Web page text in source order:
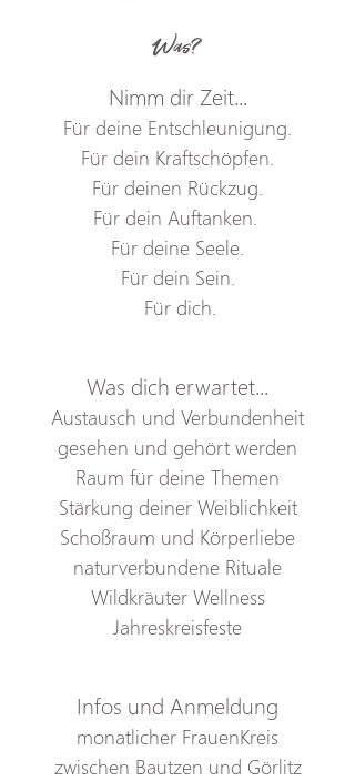
Was?
Nimm dir Zeit...
Für deine Entschleunigung.
Für dein Kraftschöpfen.
Für deinen Rückzug.
Für dein Auftanken.
Für deine Seele.
Für dein Sein.
Für dich.
Was dich erwartet...
Austausch und Verbundenheit
gesehen und gehört werden
Raum für deine Themen
Stärkung deiner Weiblichkeit
Schoßraum und Körperliebe
naturverbundene Rituale
Wildkräuter Wellness
Jahreskreisfeste
Infos und Anmeldung
monatlicher FrauenKreis
zwischen Bautzen und Görlitz